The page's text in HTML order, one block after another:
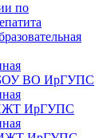
по
ВО ИрГУПС
ИрГУПС